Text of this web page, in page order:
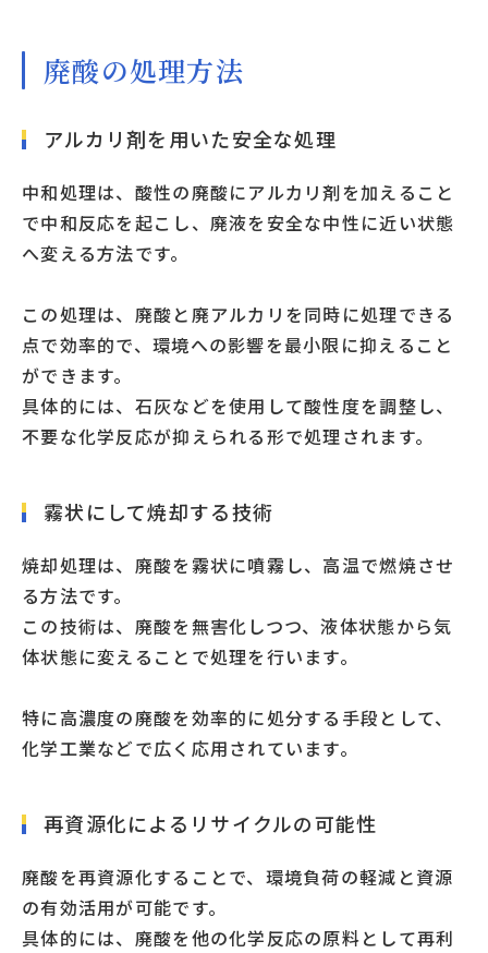
廃酸の処理方法
アルカリ剤を用いた安全な処理
中和処理は、酸性の廃酸にアルカリ剤を加えること
で中和反応を起こし、廃液を安全な中性に近い状態
へ変える方法です。
この処理は、廃酸と廃アルカリを同時に処理できる
点で効率的で、環境への影響を最小限に抑えること
ができます。
具体的には、石灰などを使用して酸性度を調整し、
不要な化学反応が抑えられる形で処理されます。
霧状にして焼却する技術
焼却処理は、廃酸を霧状に噴霧し、高温で燃焼させ
る方法です。
この技術は、廃酸を無害化しつつ、液体状態から気
体状態に変えることで処理を行います。
特に高濃度の廃酸を効率的に処分する手段として、
化学工業などで広く応用されています。
再資源化によるリサイクルの可能性
廃酸を再資源化することで、環境負荷の軽減と資源
の有効活用が可能です。
具体的には、廃酸を他の化学反応の原料として再利